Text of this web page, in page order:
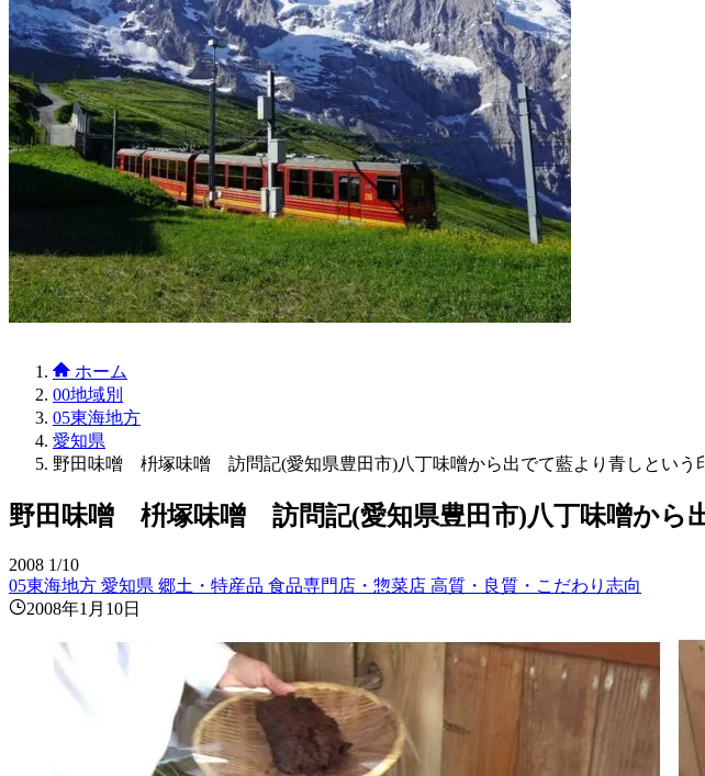
ホーム
00地域別
05東海地方
愛知県
野田味噌 枡塚味噌 訪問記(愛知県豊田市)八丁味噌から出でて藍より青しという
野田味噌 枡塚味噌 訪問記(愛知県豊田市)八丁味噌から
2008 1/10
05東海地方 愛知県 郷土・特産品 食品専門店・惣菜店 高質・良質・こだわり志向
2008年1月10日